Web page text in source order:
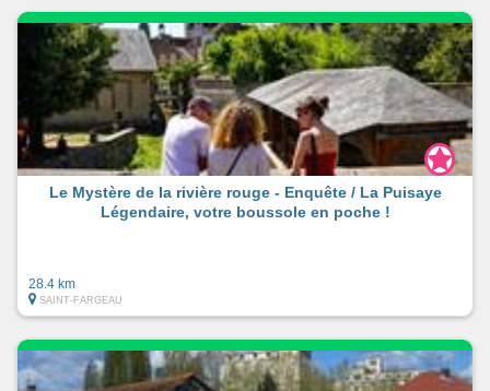
Le Mystère de la rivière rouge - Enquête / La Puisaye
Légendaire, votre boussole en poche !
28.4 km
SAINT-FARGEAU